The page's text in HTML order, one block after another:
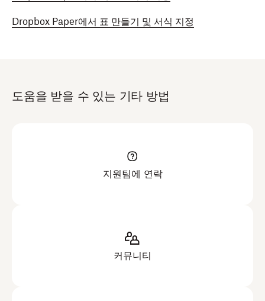
Dropbox Paper에서 표 만들기 및 서식 지정
도움을 받을 수 있는 기타 방법
지원팀에 연락
커뮤니티